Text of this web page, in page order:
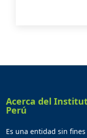
Acerca del
Perú
Es una entidad sin